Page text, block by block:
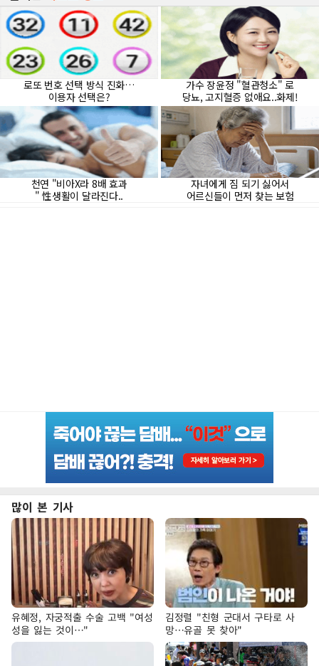
많이 본 기사
유혜정, 자궁적출 수술 고백 "여성
성을 잃는 것이…"
김정렬 "친형 군대서 구타로 사
망…유골 못 찾아"